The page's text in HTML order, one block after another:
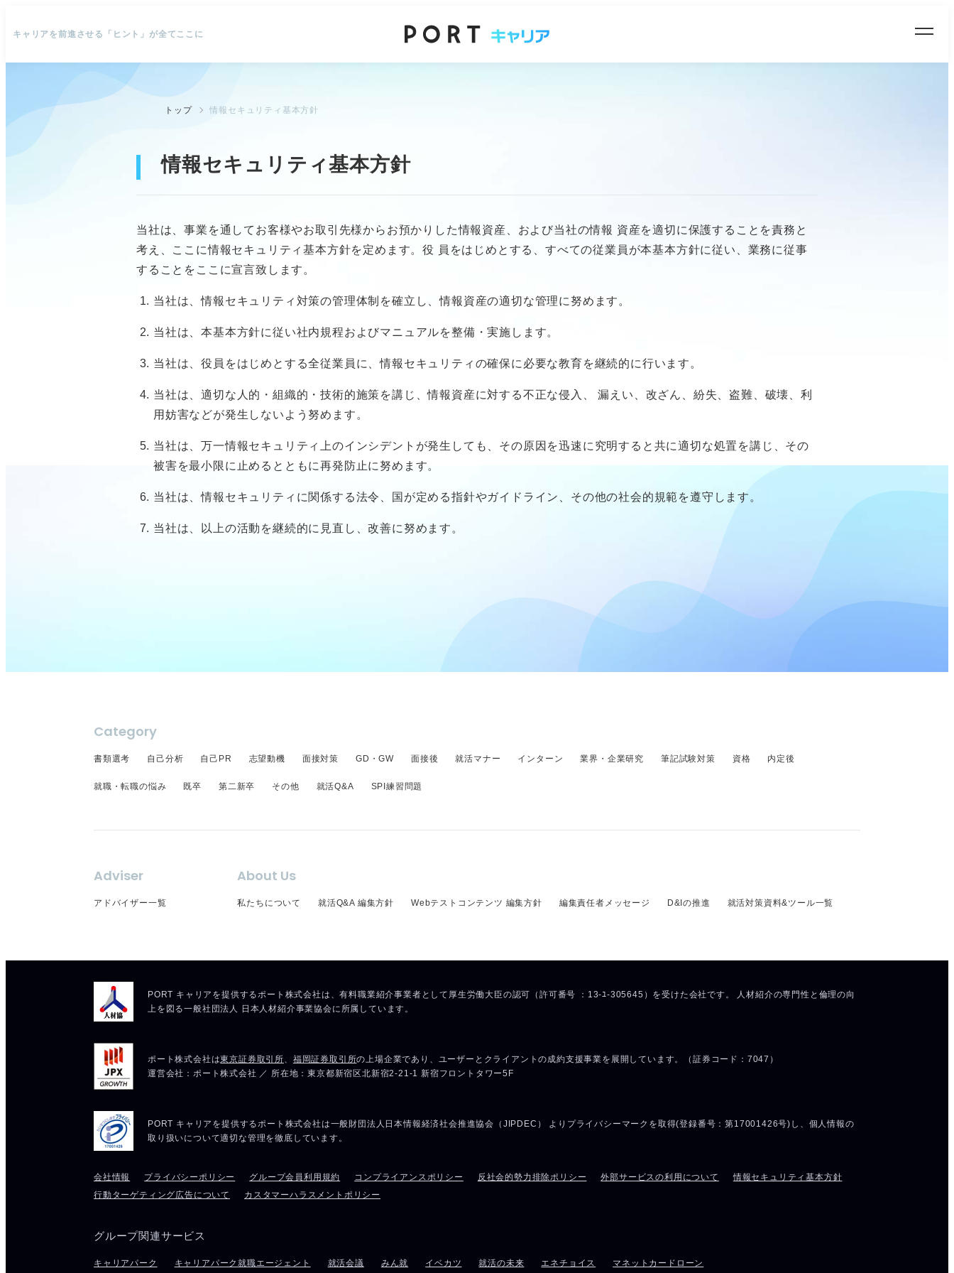
キャリアを前進させる「ヒント」が全てここに
トップ 情報セキュリティ基本方針
情報セキュリティ基本方針
当社は、事業を通してお客様やお取引先様からお預かりした情報資産、および当社の情報 資産を適切に保護することを責務と
考え、ここに情報セキュリティ基本方針を定めます。役 員をはじめとする、すべての従業員が本基本方針に従い、業務に従事
することをここに宣言致します。
当社は、情報セキュリティ対策の管理体制を確立し、情報資産の適切な管理に努めます。
当社は、本基本方針に従い社内規程およびマニュアルを整備・実施します。
当社は、役員をはじめとする全従業員に、情報セキュリティの確保に必要な教育を継続的に行います。
当社は、適切な人的・組織的・技術的施策を講じ、情報資産に対する不正な侵入、 漏えい、改ざん、紛失、盗難、破壊、利
用妨害などが発生しないよう努めます。
当社は、万一情報セキュリティ上のインシデントが発生しても、その原因を迅速に究明すると共に適切な処置を講じ、その
被害を最小限に止めるとともに再発防止に努めます。
当社は、情報セキュリティに関係する法令、国が定める指針やガイドライン、その他の社会的規範を遵守します。
当社は、以上の活動を継続的に見直し、改善に努めます。
Category
書類選考 自己分析 自己PR 志望動機 面接対策 GD・GW 面接後 就活マナー インターン 業界・企業研究 筆記試験対策 資格 内定後
就職・転職の悩み 既卒 第二新卒 その他 就活Q&A SPI練習問題
Adviser
アドバイザー一覧
About Us
私たちについて 就活Q&A 編集方針 Webテストコンテンツ 編集方針 編集責任者メッセージ D&Iの推進 就活対策資料&ツール一覧
会社情報 プライバシーポリシー グループ会員利用規約 コンプライアンスポリシー 反社会的勢力排除ポリシー 外部サービスの利用について
情報セキュリティ基本方針
行動ターゲティング広告について
カスタマーハラスメントポリシー